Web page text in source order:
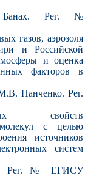
Рег. №
газов, аэрозоля
и Российской
и оценка
факторов в
Панченко. Рег.
свойств
с целью
источников
систем
Рег. № ЕГИСУ